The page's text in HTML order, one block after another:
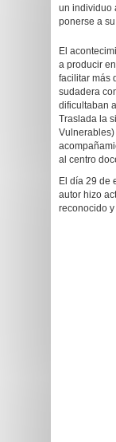
un individuo
ponerse a
El
a producir
facilitar más
sudadera
dificultaban
Traslada la
al centro
El día 29 de
autor hizo
reconocido